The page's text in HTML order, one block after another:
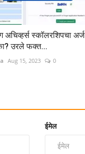
अचिव्हर्स स्कॉलरशिपचा अर्ज
उरले फक्त...
Aug 15, 2023 0
ईमेल